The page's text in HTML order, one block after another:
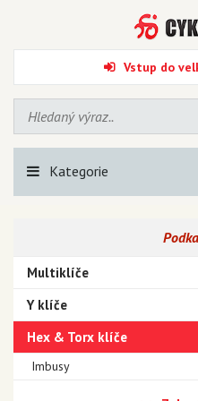
Vstup do
Kategorie
Multiklíče
Y klíče
Hex & Torx klíče
Imbusy